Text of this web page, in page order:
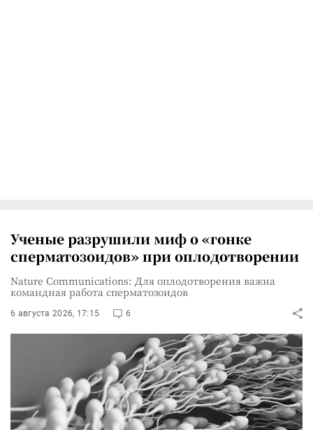
Ученые разрушили миф о «гонке
сперматозоидов» при оплодотворении
Nature Communications: Для оплодотворения важна
командная работа сперматозоидов
6 августа 2026, 17:15 6